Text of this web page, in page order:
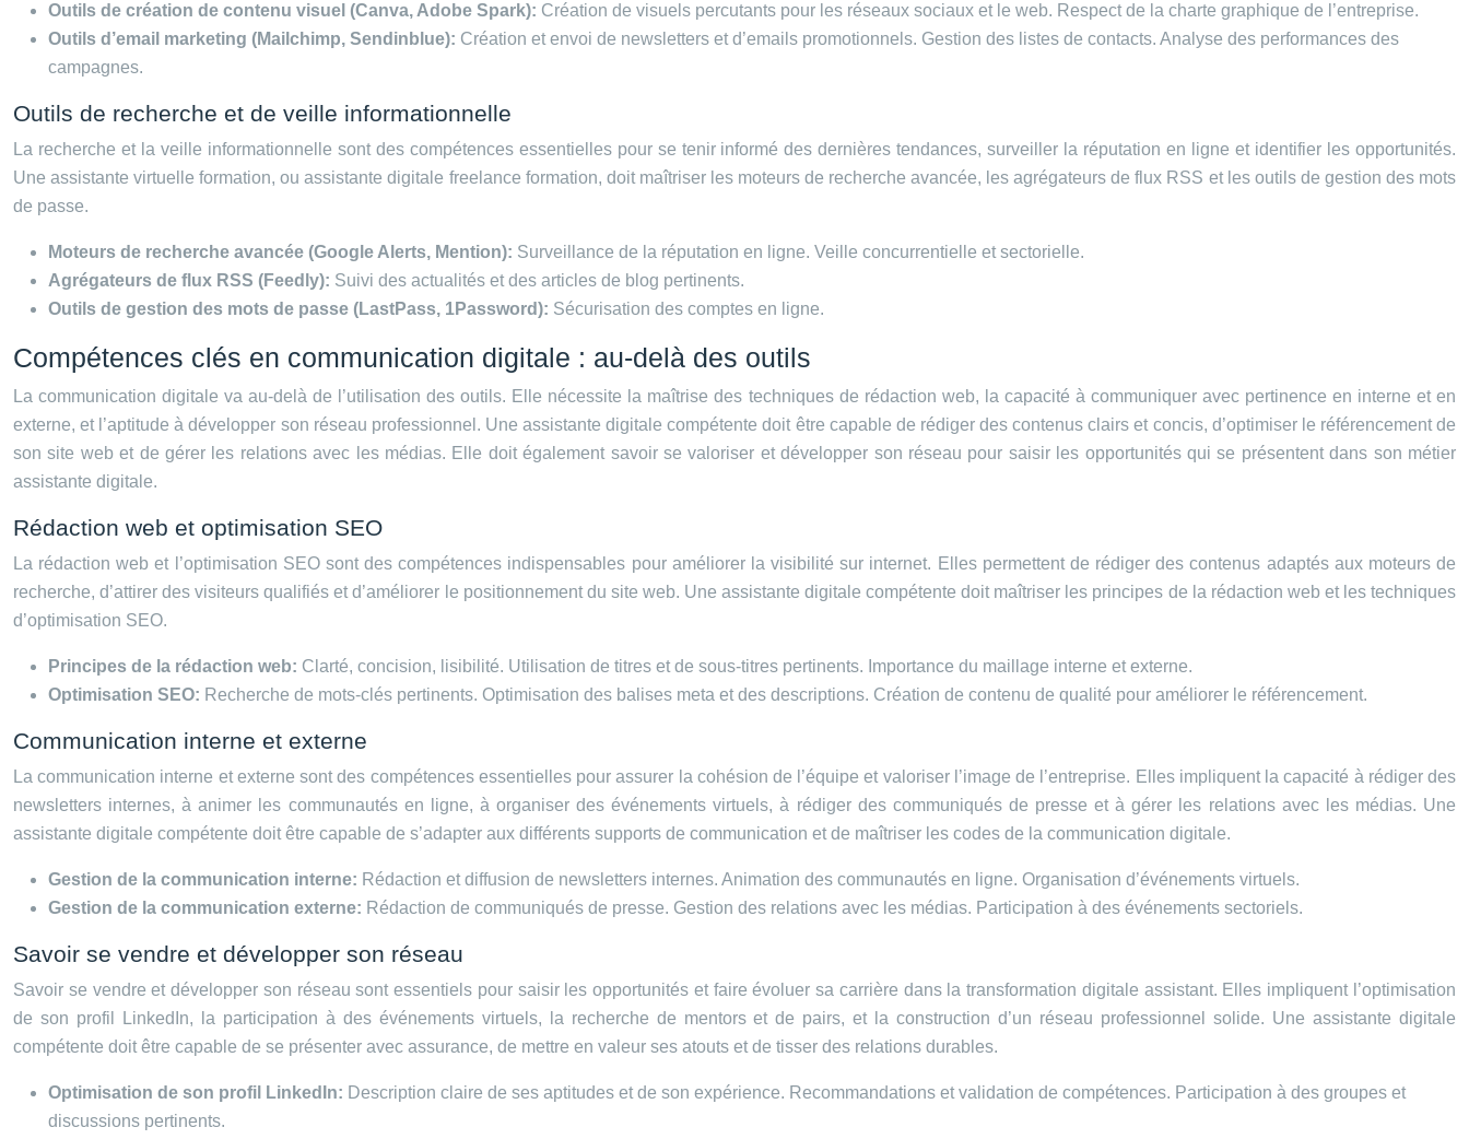
Outils de création de contenu visuel (Canva, Adobe Spark): Création de visuels percutants pour les réseaux sociaux et le web. Respect de la charte graphique de l’entreprise.
Outils d’email marketing (Mailchimp, Sendinblue): Création et envoi de newsletters et d’emails promotionnels. Gestion des listes de contacts. Analyse des performances des
campagnes.
Outils de recherche et de veille informationnelle
La recherche et la veille informationnelle sont des compétences essentielles pour se tenir informé des dernières tendances, surveiller la réputation en ligne et identifier les opportunités.
Une assistante virtuelle formation, ou assistante digitale freelance formation, doit maîtriser les moteurs de recherche avancée, les agrégateurs de flux RSS et les outils de gestion des mots
de passe.
Moteurs de recherche avancée (Google Alerts, Mention): Surveillance de la réputation en ligne. Veille concurrentielle et sectorielle.
Agrégateurs de flux RSS (Feedly): Suivi des actualités et des articles de blog pertinents.
Outils de gestion des mots de passe (LastPass, 1Password): Sécurisation des comptes en ligne.
Compétences clés en communication digitale : au-delà des outils
La communication digitale va au-delà de l’utilisation des outils. Elle nécessite la maîtrise des techniques de rédaction web, la capacité à communiquer avec pertinence en interne et en
externe, et l’aptitude à développer son réseau professionnel. Une assistante digitale compétente doit être capable de rédiger des contenus clairs et concis, d’optimiser le référencement de
son site web et de gérer les relations avec les médias. Elle doit également savoir se valoriser et développer son réseau pour saisir les opportunités qui se présentent dans son métier
assistante digitale.
Rédaction web et optimisation SEO
La rédaction web et l’optimisation SEO sont des compétences indispensables pour améliorer la visibilité sur internet. Elles permettent de rédiger des contenus adaptés aux moteurs de
recherche, d’attirer des visiteurs qualifiés et d’améliorer le positionnement du site web. Une assistante digitale compétente doit maîtriser les principes de la rédaction web et les techniques
d’optimisation SEO.
Principes de la rédaction web: Clarté, concision, lisibilité. Utilisation de titres et de sous-titres pertinents. Importance du maillage interne et externe.
Optimisation SEO: Recherche de mots-clés pertinents. Optimisation des balises meta et des descriptions. Création de contenu de qualité pour améliorer le référencement.
Communication interne et externe
La communication interne et externe sont des compétences essentielles pour assurer la cohésion de l’équipe et valoriser l’image de l’entreprise. Elles impliquent la capacité à rédiger des
newsletters internes, à animer les communautés en ligne, à organiser des événements virtuels, à rédiger des communiqués de presse et à gérer les relations avec les médias. Une
assistante digitale compétente doit être capable de s’adapter aux différents supports de communication et de maîtriser les codes de la communication digitale.
Gestion de la communication interne: Rédaction et diffusion de newsletters internes. Animation des communautés en ligne. Organisation d’événements virtuels.
Gestion de la communication externe: Rédaction de communiqués de presse. Gestion des relations avec les médias. Participation à des événements sectoriels.
Savoir se vendre et développer son réseau
Savoir se vendre et développer son réseau sont essentiels pour saisir les opportunités et faire évoluer sa carrière dans la transformation digitale assistant. Elles impliquent l’optimisation
de son profil LinkedIn, la participation à des événements virtuels, la recherche de mentors et de pairs, et la construction d’un réseau professionnel solide. Une assistante digitale
compétente doit être capable de se présenter avec assurance, de mettre en valeur ses atouts et de tisser des relations durables.
Optimisation de son profil LinkedIn: Description claire de ses aptitudes et de son expérience. Recommandations et validation de compétences. Participation à des groupes et
discussions pertinents.